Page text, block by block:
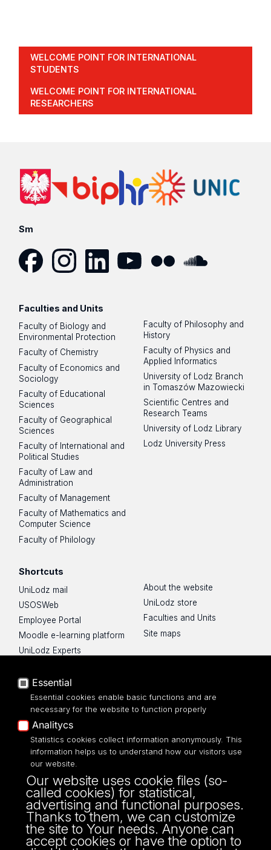
WELCOME POINT FOR INTERNATIONAL
STUDENTS
WELCOME POINT FOR INTERNATIONAL
RESEARCHERS
Sm
Faculties and Units
Faculty of Biology and
Environmental Protection
Faculty of Chemistry
Faculty of Economics and
Sociology
Faculty of Educational
Sciences
Faculty of Geographical
Sciences
Faculty of International and
Political Studies
Faculty of Law and
Administration
Faculty of Management
Faculty of Mathematics and
Computer Science
Faculty of Philology
Faculty of Philosophy and
History
Faculty of Physics and
Applied Informatics
University of Lodz Branch
in Tomaszów Mazowiecki
Scientific Centres and
Research Teams
University of Lodz Library
Lodz University Press
Shortcuts
UniLodz mail
USOSWeb
Employee Portal
Moodle e-learning platform
UniLodz Experts
Accessibilty
About the website
UniLodz store
Faculties and Units
Site maps
UNIVERSITY OF LODZ
Narutowicza 68, 90-136 LODZ
fax: 00 48 42/665 57 71, 00 48 42/635 40
43
NIP: 724 000 32 43
Essential
Essential cookies enable basic functions and are
necessary for the website to function properly
Analitycs
Statistics cookies collect information anonymously. This
information helps us to understand how our visitors use
our website.
Our website uses cookie files (so-
called cookies) for statistical,
advertising and functional purposes.
Thanks to them, we can customize
the site to Your needs. Anyone can
accept cookies or have the option to